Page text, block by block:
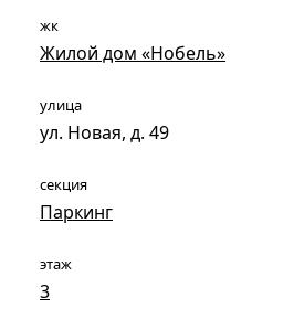
жк
Жилой дом «Нобель»
улица
ул. Новая, д. 49
секция
Паркинг
этаж
3